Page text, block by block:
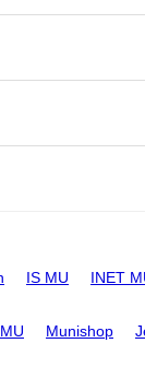
IS MU INET
Munishop